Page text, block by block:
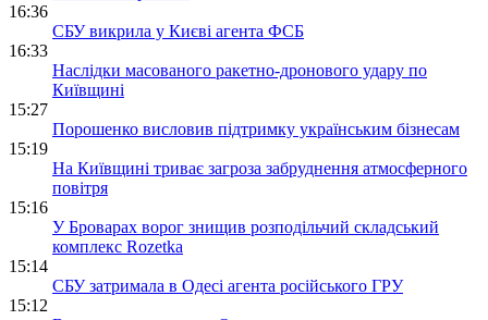
16:36
СБУ викрила у Києві агента ФСБ
16:33
Наслідки масованого ракетно-дронового удару по
Київщині
15:27
Порошенко висловив підтримку українським бізнесам
15:19
На Київщині триває загроза забруднення атмосферного
повітря
15:16
У Броварах ворог знищив розподільчий складський
комплекс Rozetka
15:14
СБУ затримала в Одесі агента російського ГРУ
15:12